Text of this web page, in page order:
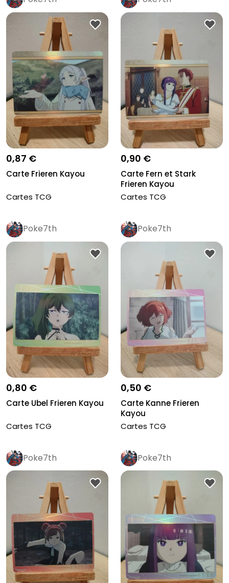
0,87 €
Carte Frieren Kayou
Cartes TCG
0,90 €
Carte Fern et Stark
Frieren Kayou
Cartes TCG
Poke7th
0,80 €
Carte Ubel Frieren Kayou
Cartes TCG
Poke7th
0,50 €
Carte Kanne Frieren
Kayou
Cartes TCG
Poke7th Poke7th